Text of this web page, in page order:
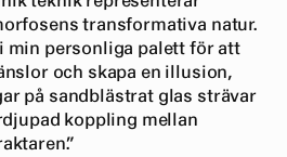
transformativa natur.
min personliga palett för att
och skapa en illusion,
på sandblästrat glas strävar
koppling mellan